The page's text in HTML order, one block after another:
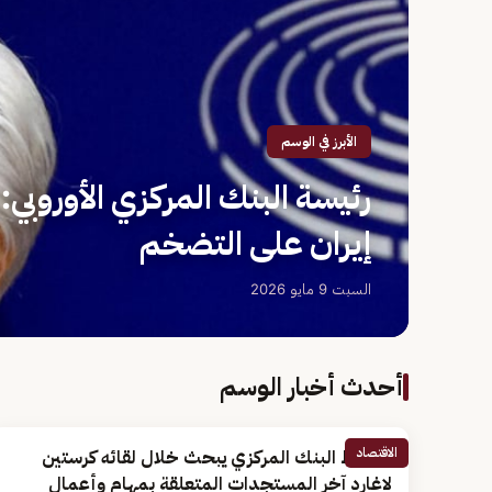
الأبرز في الوسم
رئيسة البنك المركزي
إيران على التضخم
السبت 9 مايو 2026
أحدث أخبار الوسم
الاقتصاد
محافظ البنك المركزي يبحث خلال لقائه كرستين
لاغارد آخر المستجدات المتعلقة بمهام وأعمال